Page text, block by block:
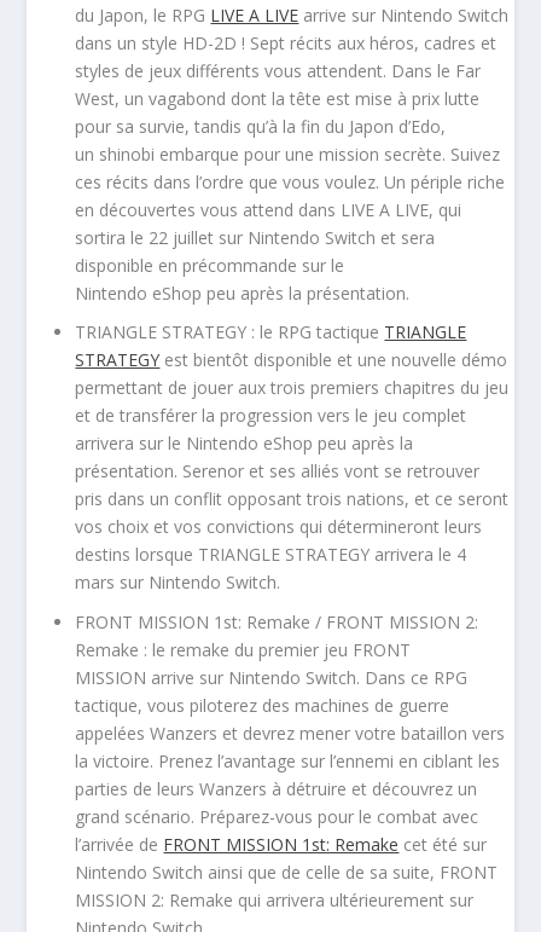
du Japon, le RPG LIVE A LIVE arrive sur Nintendo Switch
dans un style HD-2D ! Sept récits aux héros, cadres et
styles de jeux différents vous attendent. Dans le Far
West, un vagabond dont la tête est mise à prix lutte
pour sa survie, tandis qu’à la fin du Japon d’Edo,
un shinobi embarque pour une mission secrète. Suivez
ces récits dans l’ordre que vous voulez. Un périple riche
en découvertes vous attend dans LIVE A LIVE, qui
sortira le 22 juillet sur Nintendo Switch et sera
disponible en précommande sur le
Nintendo eShop peu après la présentation.
TRIANGLE STRATEGY : le RPG tactique TRIANGLE
STRATEGY est bientôt disponible et une nouvelle démo
permettant de jouer aux trois premiers chapitres du jeu
et de transférer la progression vers le jeu complet
arrivera sur le Nintendo eShop peu après la
présentation. Serenor et ses alliés vont se retrouver
pris dans un conflit opposant trois nations, et ce seront
vos choix et vos convictions qui détermineront leurs
destins lorsque TRIANGLE STRATEGY arrivera le 4
mars sur Nintendo Switch.
FRONT MISSION 1st: Remake / FRONT MISSION 2:
Remake : le remake du premier jeu FRONT
MISSION arrive sur Nintendo Switch. Dans ce RPG
tactique, vous piloterez des machines de guerre
appelées Wanzers et devrez mener votre bataillon vers
la victoire. Prenez l’avantage sur l’ennemi en ciblant les
parties de leurs Wanzers à détruire et découvrez un
grand scénario. Préparez-vous pour le combat avec
l’arrivée de FRONT MISSION 1st: Remake cet été sur
Nintendo Switch ainsi que de celle de sa suite, FRONT
MISSION 2: Remake qui arrivera ultérieurement sur